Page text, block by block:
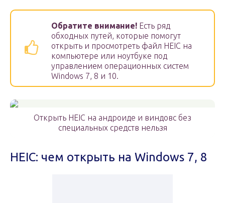
Обратите внимание! Есть ряд
обходных путей, которые помогут
открыть и просмотреть файл HEIC на
компьютере или ноутбуке под
управлением операционных систем
Windows 7, 8 и 10.
Открыть HEIC на андроиде и виндовс без
специальных средств нельзя
HEIC: чем открыть на Windows 7, 8